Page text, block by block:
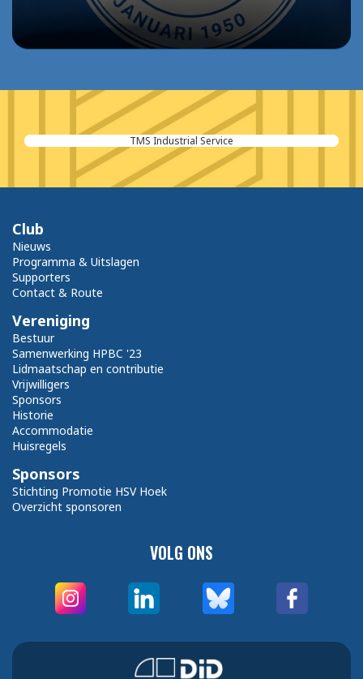
TMS Industrial Service
VOLG ONS
Club
Nieuws
Programma & Uitslagen
Supporters
Contact & Route
Vereniging
Bestuur
Samenwerking HPBC '23
Lidmaatschap en contributie
Vrijwilligers
Sponsors
Historie
Accommodatie
Huisregels
Sponsors
Stichting Promotie HSV Hoek
Overzicht sponsoren